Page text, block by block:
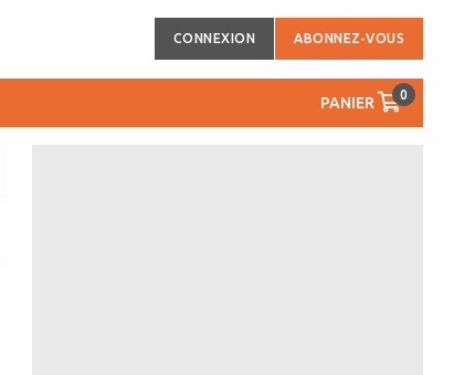
CONNEXION ABONNEZ-VOUS
PANIER 0